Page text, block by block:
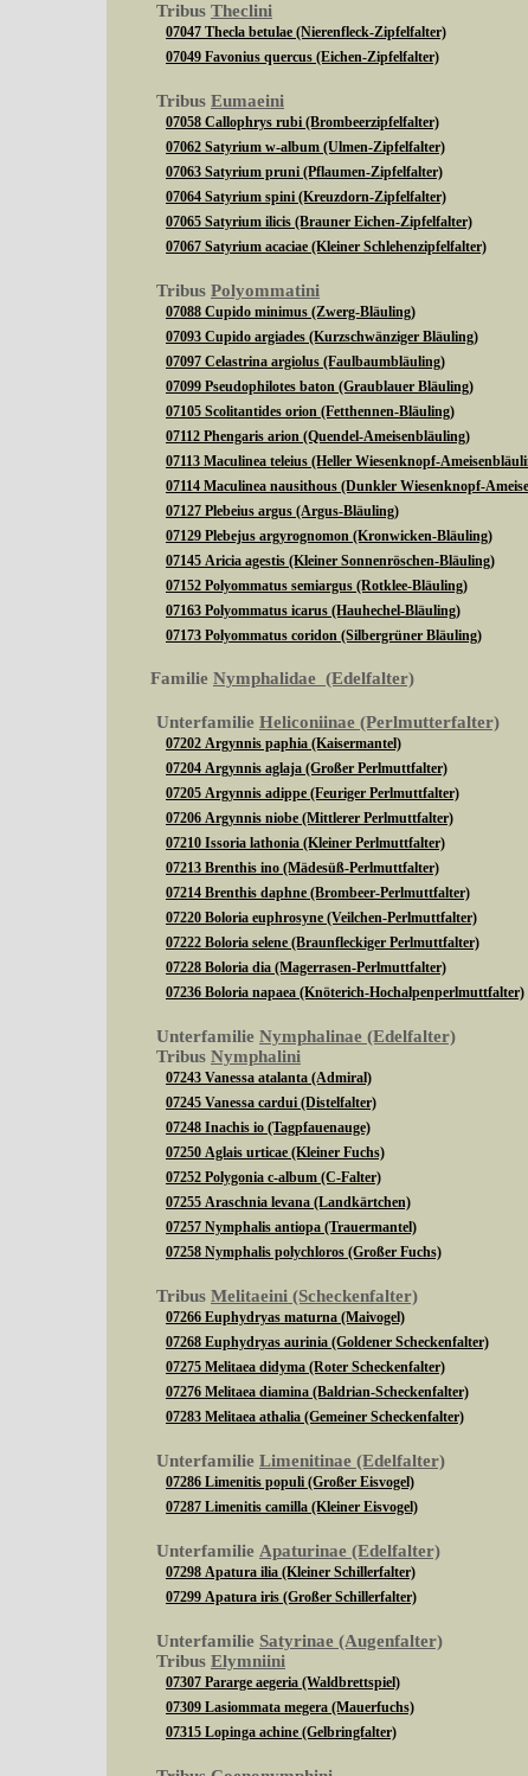
Tribus Theclini
07047 Thecla betulae (Nierenfleck-Zipfelfalter)
07049 Favonius quercus (Eichen-Zipfelfalter)
Tribus Eumaeini
07058 Callophrys rubi (Brombeerzipfelfalter)
07062 Satyrium w-album (Ulmen-Zipfelfalter)
07063 Satyrium pruni (Pflaumen-Zipfelfalter)
07064 Satyrium spini (Kreuzdorn-Zipfelfalter)
07065 Satyrium ilicis (Brauner Eichen-Zipfelfalter)
07067 Satyrium acaciae (Kleiner Schlehenzipfelfalter)
Tribus Polyommatini
07088 Cupido minimus (Zwerg-Bläuling)
07093 Cupido argiades (Kurzschwänziger Bläuling)
07097 Celastrina argiolus (Faulbaumbläuling)
07099 Pseudophilotes baton (Graublauer Bläuling)
07105 Scolitantides orion (Fetthennen-Bläuling)
07112 Phengaris arion (Quendel-Ameisenbläuling)
07113 Maculinea teleius (Heller Wiesenknopf-
07114 Maculinea nausithous (Dunkler Wiesenknopf-
07127 Plebeius argus (Argus-Bläuling)
07129 Plebejus argyrognomon (Kronwicken-Bläuling)
07145 Aricia agestis (Kleiner Sonnenröschen-Bläuling)
07152 Polyommatus semiargus (Rotklee-Bläuling)
07163 Polyommatus icarus (Hauhechel-Bläuling)
07173 Polyommatus coridon (Silbergrüner Bläuling)
Familie Nymphalidae (Edelfalter)
Unterfamilie Heliconiinae (Perlmutterfalter)
07202 Argynnis paphia (Kaisermantel)
07204 Argynnis aglaja (Großer Perlmuttfalter)
07205 Argynnis adippe (Feuriger Perlmuttfalter)
07206 Argynnis niobe (Mittlerer Perlmuttfalter)
07210 Issoria lathonia (Kleiner Perlmuttfalter)
07213 Brenthis ino (Mädesüß-Perlmuttfalter)
07214 Brenthis daphne (Brombeer-Perlmuttfalter)
07220 Boloria euphrosyne (Veilchen-Perlmuttfalter)
07222 Boloria selene (Braunfleckiger Perlmuttfalter)
07228 Boloria dia (Magerrasen-Perlmuttfalter)
07236 Boloria napaea (Knöterich-Hochalpenperlmuttfalter)
Unterfamilie Nymphalinae (Edelfalter)
Tribus Nymphalini
07243 Vanessa atalanta (Admiral)
07245 Vanessa cardui (Distelfalter)
07248 Inachis io (Tagpfauenauge)
07250 Aglais urticae (Kleiner Fuchs)
07252 Polygonia c-album (C-Falter)
07255 Araschnia levana (Landkärtchen)
07257 Nymphalis antiopa (Trauermantel)
07258 Nymphalis polychloros (Großer Fuchs)
Tribus Melitaeini (Scheckenfalter)
07266 Euphydryas maturna (Maivogel)
07268 Euphydryas aurinia (Goldener Scheckenfalter)
07275 Melitaea didyma (Roter Scheckenfalter)
07276 Melitaea diamina (Baldrian-Scheckenfalter)
07283 Melitaea athalia (Gemeiner Scheckenfalter)
Unterfamilie Limenitinae (Edelfalter)
07286 Limenitis populi (Großer Eisvogel)
07287 Limenitis camilla (Kleiner Eisvogel)
Unterfamilie Apaturinae (Edelfalter)
07298 Apatura ilia (Kleiner Schillerfalter)
07299 Apatura iris (Großer Schillerfalter)
Unterfamilie Satyrinae (Augenfalter)
Tribus Elymniini
07307 Pararge aegeria (Waldbrettspiel)
07309 Lasiommata megera (Mauerfuchs)
07315 Lopinga achine (Gelbringfalter)